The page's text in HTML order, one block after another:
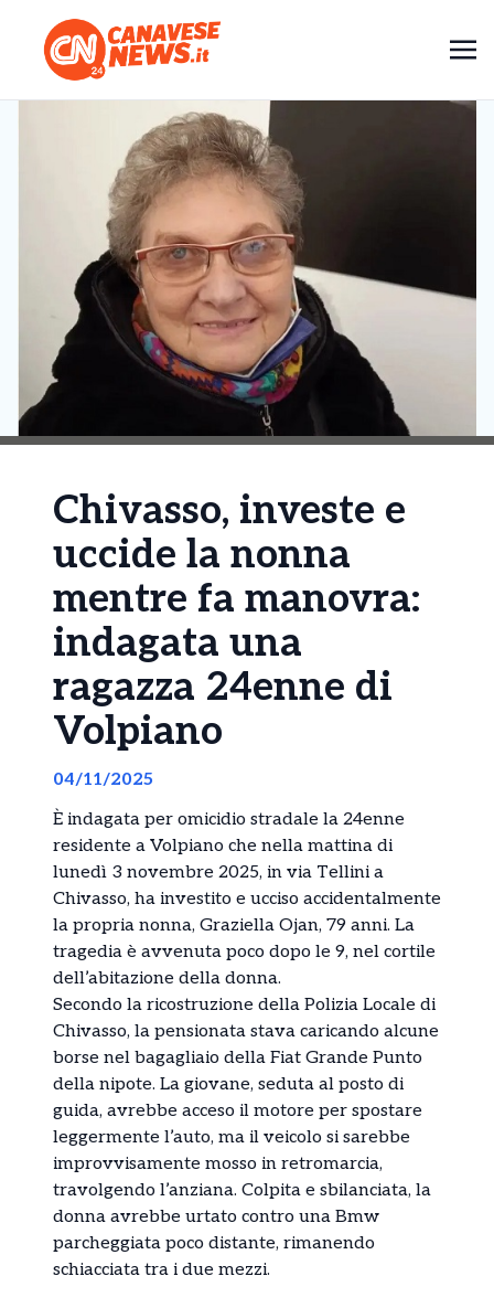
Chivasso, investe e
uccide la nonna
mentre fa manovra:
indagata una
ragazza 24enne di
Volpiano
04/11/2025
È indagata per omicidio stradale la 24enne
residente a Volpiano che nella mattina di
lunedì 3 novembre 2025, in via Tellini a
Chivasso, ha investito e ucciso accidentalmente
la propria nonna, Graziella Ojan, 79 anni. La
tragedia è avvenuta poco dopo le 9, nel cortile
dell’abitazione della donna.
Secondo la ricostruzione della Polizia Locale di
Chivasso, la pensionata stava caricando alcune
borse nel bagagliaio della Fiat Grande Punto
della nipote. La giovane, seduta al posto di
guida, avrebbe acceso il motore per spostare
leggermente l’auto, ma il veicolo si sarebbe
improvvisamente mosso in retromarcia,
travolgendo l’anziana. Colpita e sbilanciata, la
donna avrebbe urtato contro una Bmw
parcheggiata poco distante, rimanendo
schiacciata tra i due mezzi.